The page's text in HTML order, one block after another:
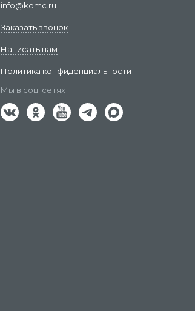
info@kdmc.ru
Заказать звонок
Написать нам
Политика конфиденциальности
Мы в соц. сетях